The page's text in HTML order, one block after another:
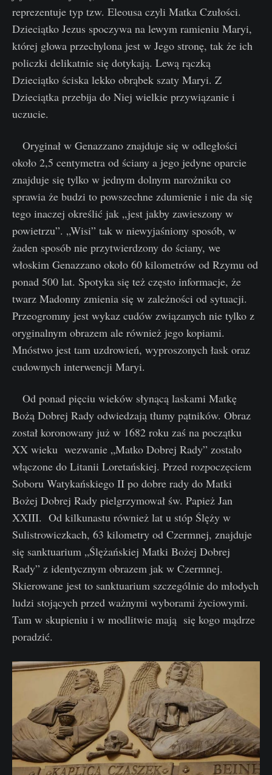
reprezentuje typ tzw. Eleousa czyli Matka Czułości.
Dzieciątko Jezus spoczywa na lewym ramieniu Maryi,
której głowa przechylona jest w Jego stronę, tak że ich
policzki delikatnie się dotykają. Lewą rączką
Dzieciątko ściska lekko obrąbek szaty Maryi. Z
Dzieciątka przebija do Niej wielkie przywiązanie i
uczucie.
Oryginał w Genazzano znajduje się w odległości
około 2,5 centymetra od ściany a jego jedyne oparcie
znajduje się tylko w jednym dolnym narożniku co
sprawia że budzi to powszechne zdumienie i nie da się
tego inaczej określić jak „jest jakby zawieszony w
powietrzu”. „Wisi” tak w niewyjaśniony sposób, w
żaden sposób nie przytwierdzony do ściany, we
włoskim Genazzano około 60 kilometrów od Rzymu od
ponad 500 lat. Spotyka się też często informacje, że
twarz Madonny zmienia się w zależności od sytuacji.
Przeogromny jest wykaz cudów związanych nie tylko z
oryginalnym obrazem ale również jego kopiami.
Mnóstwo jest tam uzdrowień, wyproszonych łask oraz
cudownych interwencji Maryi.
Od ponad pięciu wieków słynącą laskami Matkę
Bożą Dobrej Rady odwiedzają tłumy pątników. Obraz
został koronowany już w 1682 roku zaś na początku
XX wieku wezwanie „Matko Dobrej Rady” zostało
włączone do Litanii Loretańskiej. Przed rozpoczęciem
Soboru Watykańskiego II po dobre rady do Matki
Bożej Dobrej Rady pielgrzymował św. Papież Jan
XXIII. Od kilkunastu również lat u stóp Ślęży w
Sulistrowiczkach, 63 kilometry od Czermnej, znajduje
się sanktuarium „Ślężańskiej Matki Bożej Dobrej
Rady” z identycznym obrazem jak w Czermnej.
Skierowane jest to sanktuarium szczególnie do młodych
ludzi stojących przed ważnymi wyborami życiowymi.
Tam w skupieniu i w modlitwie mają się kogo mądrze
poradzić.